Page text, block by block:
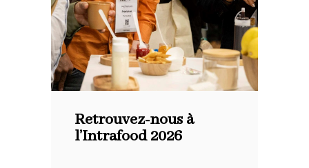
Retrouvez-nous à
l’Intrafood 2026